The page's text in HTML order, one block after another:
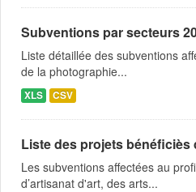
Subventions par secteurs
Liste détaillée des subventions
de la photographie...
XLS CSV
Liste des projets
Les subventions affectées au
d’artisanat d'art, des arts...